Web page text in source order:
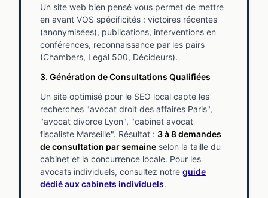
Un site web bien pensé vous permet de mettre
en avant VOS spécificités : victoires récentes
(anonymisées), publications, interventions en
conférences, reconnaissance par les pairs
(Chambers, Legal 500, Décideurs).
3. Génération de Consultations Qualifiées
Un site optimisé pour le SEO local capte les
recherches "avocat droit des affaires Paris",
"avocat divorce Lyon", "cabinet avocat
fiscaliste Marseille". Résultat : 3 à 8 demandes
de consultation par semaine selon la taille du
cabinet et la concurrence locale. Pour les
avocats individuels, consultez notre guide
dédié aux cabinets individuels.